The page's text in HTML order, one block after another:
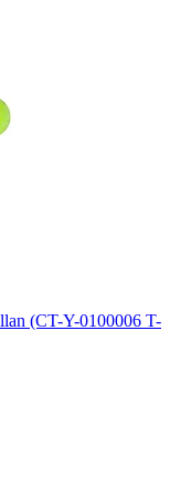
(CT-Y-0100006 T-